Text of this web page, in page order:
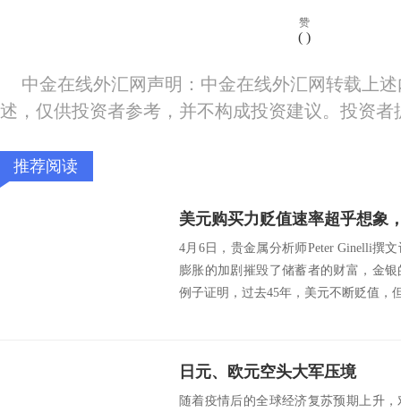
赞
( )
中金在线外汇网声明：中金在线外汇网转载上
述，仅供投资者参考，并不构成投资建议。投资
推荐阅读
4月6日，贵金属分析师Peter Ginelli撰
膨胀的加剧摧毁了储蓄者的财富，金
例子证明，过去45年，美元不断贬值，
日元、欧元空头大军压境
随着疫情后的全球经济复苏预期上升